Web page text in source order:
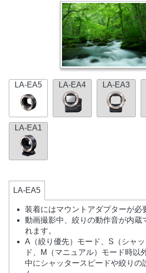
LA-EA5 LA-EA4 LA-EA3
LA-EA1
LA-EA5
装着にはマウントアダプターが必
動画撮影中、絞りの動作音が内蔵
れます。
A（絞り優先）モード、S（シャ
ド、M（マニュアル）モード時以
中にシャッタースピードや絞りの